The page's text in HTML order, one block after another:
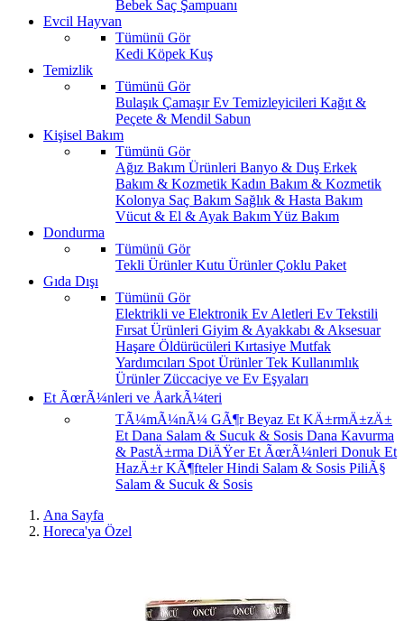
Bebek Saç Şampuanı
Evcil Hayvan
Tümünü Gör
Kedi Köpek Kuş
Temizlik
Tümünü Gör
Bulaşık ÇamaşırEv Temizleyicileri Kağıt &
Peçete & Mendil Sabun
Kişisel Bakım
Tümünü Gör
Ağız Bakım Ürünleri Banyo & Duş Erkek
Bakım & Kozmetik Kadın Bakım & Kozmetik
Kolonya Saç Bakım Sağlık & Hasta Bakım
Vücut & El & Ayak BakımYüz Bakım
Dondurma
Tümünü Gör
Tekli ÜrünlerKutu ÜrünlerÇoklu Paket
Gıda Dışı
Tümünü Gör
Elektrikli ve Elektronik Ev Aletleri Ev Tekstili
Fırsat Ürünleri Giyim & Ayakkabı & Aksesuar
Haşare Öldürücüleri Kırtasiye Mutfak
Yardımcıları Spot ÜrünlerTek Kullanımlık
Ürünler Züccaciye ve Ev Eşyaları
Et ÃœrÃ¼nleri ve ÅarkÃ¼teri
TÃ¼mÃ¼nÃ¼ GÃ¶rBeyaz Et KÄ±rmÄ±zÄ±
Et Dana Salam & Sucuk & Sosis Dana Kavurma
& PastÄ±rma DiÄŸer Et ÃœrÃ¼nleri Donuk Et
HazÄ±r KÃ¶ftelerHindi Salam & Sosis PiliÃ§
Salam & Sucuk & Sosis
Ana Sayfa
Horeca'ya Özel